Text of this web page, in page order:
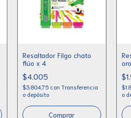
Resaltador Filgo chato
flúo x 4
$4.005
$3.804,75 con Transferencia
o depósito
o